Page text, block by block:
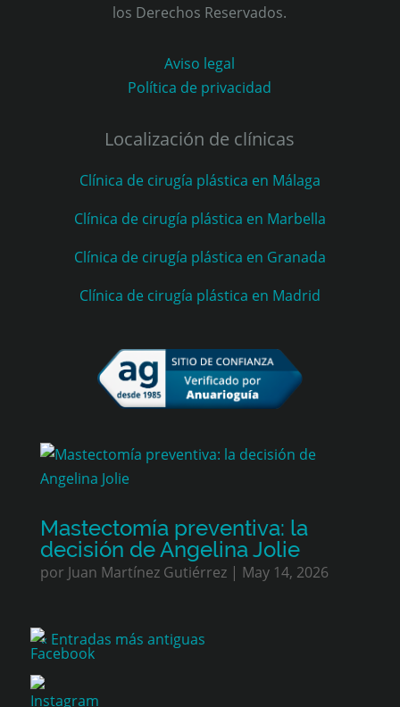
los Derechos Reservados.
Aviso legal
Política de privacidad
Localización de clínicas
Clínica de cirugía plástica en Málaga
Clínica de cirugía plástica en Marbella
Clínica de cirugía plástica en Granada
Clínica de cirugía plástica en Madrid
Mastectomía preventiva: la
decisión de Angelina Jolie
por Juan Martínez Gutiérrez| May 14, 2026
« Entradas más antiguas